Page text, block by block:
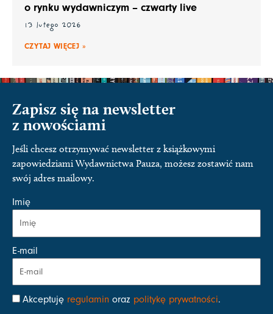
o rynku wydawniczym – czwarty live
13 lutego 2026
CZYTAJ WIĘCEJ »
Zapisz się na newsletter
z nowościami
Jeśli chcesz otrzymywać newsletter z książkowymi
zapowiedziami Wydawnictwa Pauza, możesz zostawić nam
swój adres mailowy.
Imię
E-mail
Akceptuję regulamin oraz politykę prywatności.